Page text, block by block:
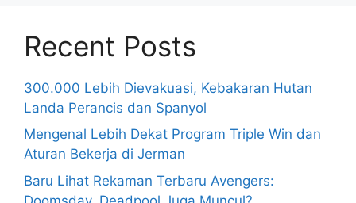
Recent Posts
300.000 Lebih Dievakuasi, Kebakaran Hutan
Landa Perancis dan Spanyol
Mengenal Lebih Dekat Program Triple Win dan
Aturan Bekerja di Jerman
Baru Lihat Rekaman Terbaru Avengers: